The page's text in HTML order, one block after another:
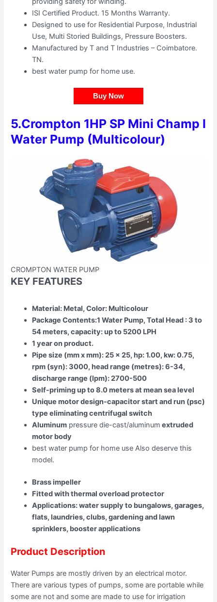
ISI Certified Product. 15 Months Warranty.
Designed to use for Residential Purpose, Industrial
Use, Multi Storied Buildings, Pressure Boosters.
Manufactured by T and T Industries – Coimbatore.
TN.
best water pump for home use.
Buy Now
5.Crompton 1HP SP Mini Champ I
Water Pump (Multicolour)
CROMPTON WATER PUMP
KEY FEATURES
Material: Metal, Color: Multicolour
Package Contents:1 Water Pump, Total Head : 3 to
54 meters, capacity: up to 5200 LPH
1 year on product.
Pipe size (mm x mm): 25 x 25, hp: 1.00, kw: 0.75,
rpm (syn): 3000, head range (metres): 6-34,
discharge range (lpm): 2700-500
Self-priming up to 8.0 meters at mean sea level
Unique motor design-capacitor start and run (psc)
type eliminating centrifugal switch
Aluminum pressure die-cast/aluminum extruded
motor body
best water pump for home use Also deserve this
model.
Brass impeller
Fitted with thermal overload protector
Applications: water supply to bungalows, garages,
flats, laundries, clubs, gardening and lawn
sprinklers, booster applications
Product Description
Water Pumps are mostly driven by an electrical motor.
There are various types of pumps, some are portable while
some are not and some are made to use for irrigation